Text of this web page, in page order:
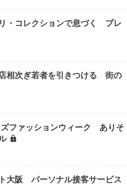
・コレクションで息づく プレ
相次ぎ若者を引きつける 街の
ファッションウィーク ありそ
大阪 パーソナル接客サービス